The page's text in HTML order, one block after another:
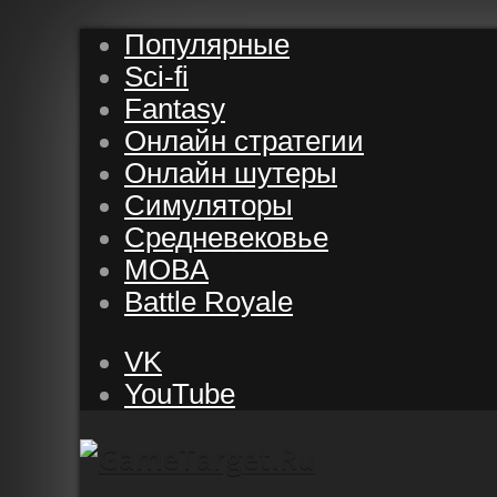
Популярные
Sci-fi
Fantasy
Онлайн стратегии
Онлайн шутеры
Симуляторы
Средневековье
MOBA
Battle Royale
VK
YouTube